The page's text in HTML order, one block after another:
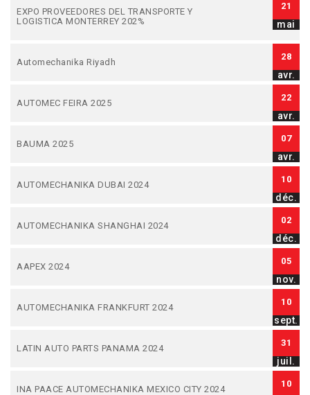
EXPO PROVEEDORES DEL TRANSPORTE Y
LOGISTICA MONTERREY 202%
21
mai
Automechanika Riyadh
28
avr.
AUTOMEC FEIRA 2025
22
avr.
BAUMA 2025
07
avr.
AUTOMECHANIKA DUBAI 2024
10
déc.
AUTOMECHANIKA SHANGHAI 2024
02
déc.
AAPEX 2024
05
nov.
AUTOMECHANIKA FRANKFURT 2024
10
sept.
LATIN AUTO PARTS PANAMA 2024
31
juil.
INA PAACE AUTOMECHANIKA MEXICO CITY 2024
10